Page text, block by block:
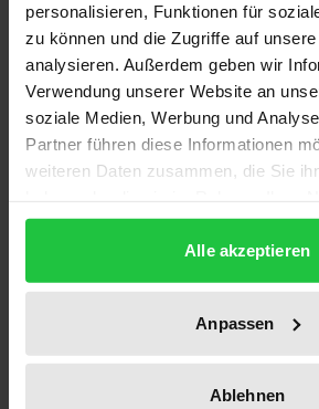
personalisieren, Funktionen für
zu können und die Zugriffe auf
analysieren. Außerdem geben wir
Verwendung unserer Website an
soziale Medien, Werbung und
Partner führen diese Informationen
weiteren Daten zusammen, die Sie
gesammelt haben.
Alle akzeptieren
Anpassen
Ablehnen
In ihrem Sondergutachten 31
Monopolkommission erneut eine
Reform der Handwerksordnung
dem Urteil des EuGH vom 3.
Anwendung einzelner
Handwerksordnung für unzulässig
Anpassung die Chance zu der seit
gegenüber ihren ausländischen
begegnen, fordert die
Ihrem Hauptgutachten 1996/1997